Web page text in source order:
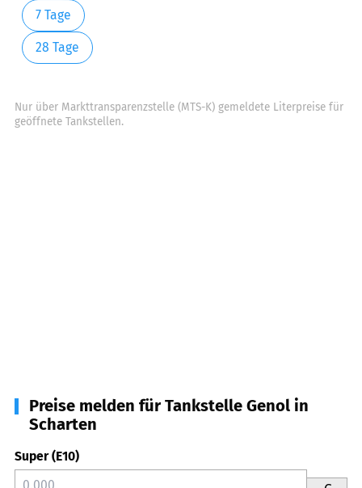
7 Tage
28 Tage
Nur über Markttransparenzstelle (MTS-K) gemeldete Literpreise für
geöffnete Tankstellen.
Preise melden für Tankstelle Genol in
Scharten
Super (E10)